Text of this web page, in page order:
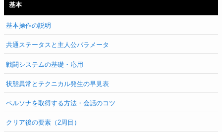
基本
基本操作の説明
共通ステータスと主人公パラメータ
戦闘システムの基礎・応用
状態異常とテクニカル発生の早見表
ペルソナを取得する方法・会話のコツ
クリア後の要素（2周目）